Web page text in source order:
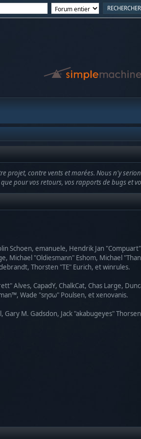
projet, contre vents et marées. Nous n'y
pour vos retours, vos rapports de bugs et
Schoen, emanuele, Hendrik Jan "Compuart"
Michael "Oldiesmann" Eshom, Michael
Thorsten "TE" Eurich, et winrules.
Alves, CapadY, ChalkCat, Chas Large,
Wade "sησω" Poulsen, et xenovanis.
M. Gadsdon, Jack "akabugeyes"